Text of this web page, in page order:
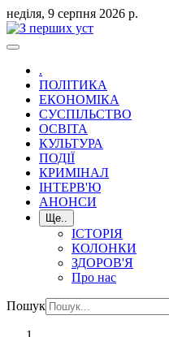
неділя, 9 серпня 2026 р.
.
ПОЛІТИКА
ЕКОНОМІКА
СУСПІЛЬСТВО
ОСВІТА
КУЛЬТУРА
ПОДІЇ
КРИМІНАЛ
ІНТЕРВ'Ю
АНОНСИ
Ще..
ІСТОРІЯ
КОЛОНКИ
ЗДОРОВ'Я
Про нас
Пошук